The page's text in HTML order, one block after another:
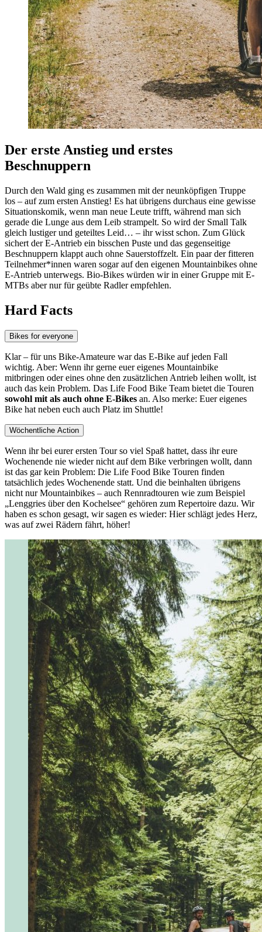
Der erste Anstieg und erstes
Beschnuppern
Durch den Wald ging es zusammen mit der neunköpfigen Truppe
los – auf zum ersten Anstieg! Es hat übrigens durchaus eine gewisse
Situationskomik, wenn man neue Leute trifft, während man sich
gerade die Lunge aus dem Leib strampelt. So wird der Small Talk
gleich lustiger und geteiltes Leid… – ihr wisst schon. Zum Glück
sichert der E-Antrieb ein bisschen Puste und das gegenseitige
Beschnuppern klappt auch ohne Sauerstoffzelt. Ein paar der fitteren
Teilnehmer*innen waren sogar auf den eigenen Mountainbikes ohne
E-Antrieb unterwegs. Bio-Bikes würden wir in einer Gruppe mit E-
MTBs aber nur für geübte Radler empfehlen.
Hard Facts
Bikes for everyone
Klar – für uns Bike-Amateure war das E-Bike auf jeden Fall
wichtig. Aber: Wenn ihr gerne euer eigenes Mountainbike
mitbringen oder eines ohne den zusätzlichen Antrieb leihen wollt, ist
auch das kein Problem. Das Life Food Bike Team bietet die Touren
sowohl mit als auch ohne E-Bikes an. Also merke: Euer eigenes
Bike hat neben euch auch Platz im Shuttle!
Wöchentliche Action
Wenn ihr bei eurer ersten Tour so viel Spaß hattet, dass ihr eure
Wochenende nie wieder nicht auf dem Bike verbringen wollt, dann
ist das gar kein Problem: Die Life Food Bike Touren finden
tatsächlich jedes Wochenende statt. Und die beinhalten übrigens
nicht nur Mountainbikes – auch Rennradtouren wie zum Beispiel
„Lenggries über den Kochelsee“ gehören zum Repertoire dazu. Wir
haben es schon gesagt, wir sagen es wieder: Hier schlägt jedes Herz,
was auf zwei Rädern fährt, höher!